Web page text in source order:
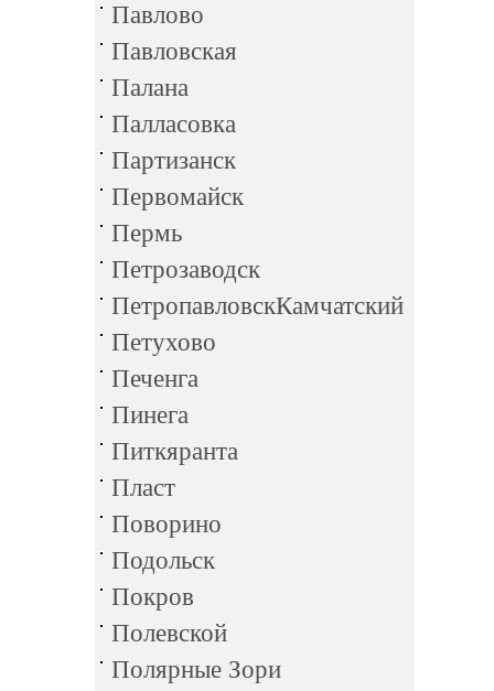
Павлово
Павловская
Палана
Палласовка
Партизанск
Первомайск
Пермь
Петрозаводск
ПетропавловскКамчатский
Петухово
Печенга
Пинега
Питкяранта
Пласт
Поворино
Подольск
Покров
Полевской
Полярные Зори